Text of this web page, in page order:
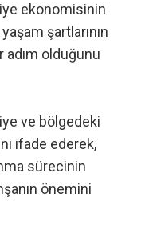
ekonomisinin
şartlarının
olduğunu
ve bölgedeki
ifade ederek,
sürecinin
önemini